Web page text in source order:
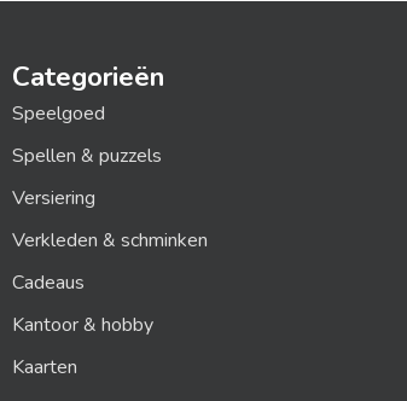
Categorieën
Speelgoed
Spellen & puzzels
Versiering
Verkleden & schminken
Cadeaus
Kantoor & hobby
Kaarten